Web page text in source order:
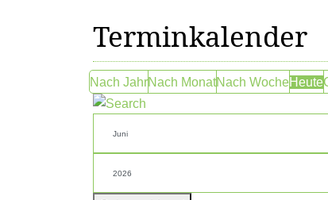
Terminkalender
Nach JahrNach MonatNach WocheHeute